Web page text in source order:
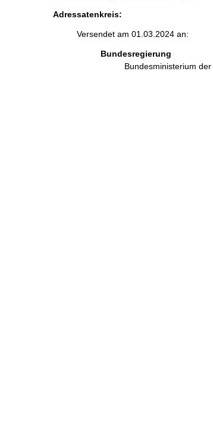
Adressatenkreis:
Versendet am 01.03.2024 an:
Bundesregierung
Bundesministerium